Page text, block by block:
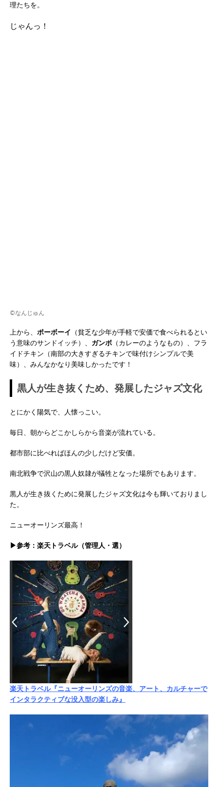
理たちを。
じゃんっ！
©なんじゅん
上から、 ポーボーイ （貧乏な少年が手軽で安価で食べられるとい
う意味のサンドイッチ）、 ガンボ （カレーのようなもの）、フラ
イドチキン（南部の大きすぎるチキンで味付けシンプルで美
味）、みんなかなり美味しかったです！
黒人が生き抜くため、発展したジャズ文化
とにかく陽気で、人懐っこい。
毎日、朝からどこかしらから音楽が流れている。
都市部に比べればほんの少しだけど安価。
南北戦争で沢山の黒人奴隷が犠牲となった場所でもあります。
黒人が生き抜くために発展したジャズ文化は今も輝いておりまし
た。
ニューオーリンズ最高！
▶参考：楽天トラベル（管理人・選）
楽天トラベル『ニューオーリンズの音楽、アート、カルチャーで
インタラクティブな没入型の楽しみ』